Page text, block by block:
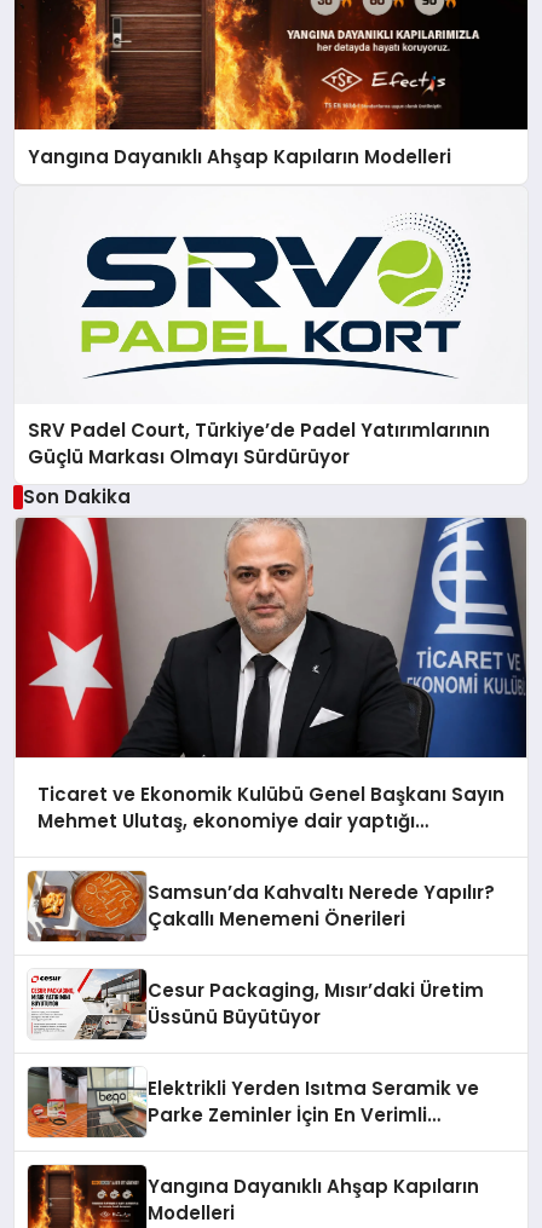
Yangına Dayanıklı Ahşap Kapıların Modelleri
SRV Padel Court, Türkiye’de Padel Yatırımlarının
Güçlü Markası Olmayı Sürdürüyor
Son Dakika
Ticaret ve Ekonomik Kulübü Genel Başkanı Sayın
Mehmet Ulutaş, ekonomiye dair yaptığı
Samsun’da Kahvaltı Nerede Yapılır?
Çakallı Menemeni Önerileri
Cesur Packaging, Mısır’daki Üretim
Üssünü Büyütüyor
Elektrikli Yerden Isıtma Seramik ve
Parke Zeminler İçin En Verimli
Yangına Dayanıklı Ahşap Kapıların
Modelleri